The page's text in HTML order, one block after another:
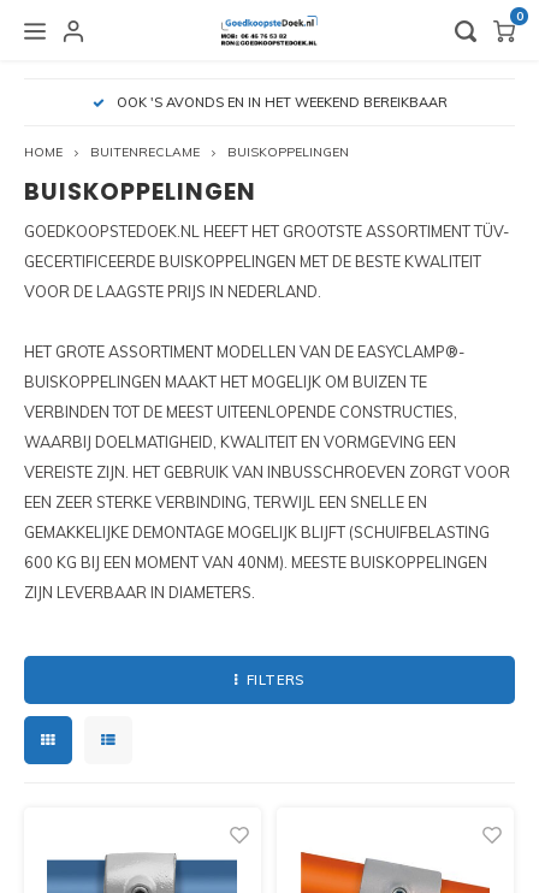
HOOFDMENU / BEURSMATERIALEN
BEURSVERLICHTING
CONNECTOR BEURSVERLICHTING
OPBERGKOFFERS EN TASSEN
PRESENTATIEBALIES
HOOFDMENU / BINNENRECLAME
BANNERS
BEURSWANDEN EN STANDS
LOSSTAANDE FRAMES
TEXTIELFRAMES
ZIPPIT TUBEFRAMES
PIXLIP GO LED
HOOFDMENU / BUITENRECLAME
CONTAINERFRAMES
SPANDOEKEN
SPANDOEKFRAMES
SPANDOEKMATERIALEN
SPANELASTIEKEN
STOEPBORDEN
HOOFDMENU / HUREN
BEURSWAND HUREN
STOEPBORDEN HUREN
SPANDOEKFRAME HUREN
TEXTIELFRAME HUREN
HUREN PIXLIP GO LED
HUREN PIXLIP GO BEURSSTANDS
HOOFDMENU / OUTLET EN GEBRUIKT
ALUMINIUM FRAMES - GEBRUIKT
BUISKOPPELINGEN - GEBRUIKT
STOEPBORDEN - GEBRUIKT
HOOFDMENU / VLAGGEN EN BEACHVLAGGEN
ACCESSOIRES VLAGGEN
ACCESSSOIRES BEACHVLAGGEN
0
OOK 'S AVONDS EN IN HET WEEKEND BEREIKBAAR
HOME BUITENRECLAME BUISKOPPELINGEN
BUISKOPPELINGEN
GOEDKOOPSTEDOEK.NL HEEFT HET GROOTSTE ASSORTIMENT TÜV-
GECERTIFICEERDE BUISKOPPELINGEN MET DE BESTE KWALITEIT V
OOR DE LAAGSTE PRIJS IN NEDERLAND.
HET GROTE ASSORTIMENT MODELLEN VAN DE EASYCLAMP®-
BUISKOPPELINGEN MAAKT HET MOGELIJK OM BUIZEN TE
VERBINDEN TOT DE MEEST UITEENLOPENDE CONSTRUCTIES,
WAARBIJ DOELMATIGHEID, KWALITEIT EN VORMGEVING EEN
VEREISTE ZIJN. HET GEBRUIK VAN INBUSSCHROEVEN ZORGT VOOR
EEN ZEER STERKE VERBINDING, TERWIJL EEN SNELLE EN
GEMAKKELIJKE DEMONTAGE MOGELIJK BLIJFT (SCHUIFBELASTING
600 KG BIJ EEN MOMENT VAN 40NM). MEESTE BUISKOPPELINGEN
ZIJN LEVERBAAR IN DIAMETERS.
FILTERS